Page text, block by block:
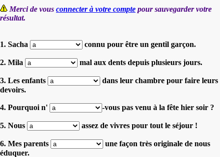
Merci de vous connecter à votre compte pour sauvegarder votre
résultat.
1. Sacha connu pour être un gentil garçon.
2. Mila mal aux dents depuis plusieurs jours.
3. Les enfants
dans leur chambre pour faire leurs
devoirs.
4. Pourquoi n' -vous pas venu à la fête hier soir ?
5. Nous assez de vivres pour tout le séjour !
6. Mes parents
une façon très originale de nous
éduquer.